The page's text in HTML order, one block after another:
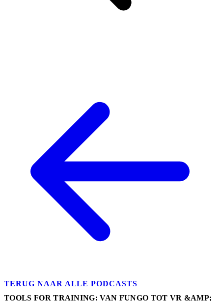
TERUG NAAR ALLE PODCASTS
TOOLS FOR TRAINING: VAN FUNGO TOT VR &AMP;